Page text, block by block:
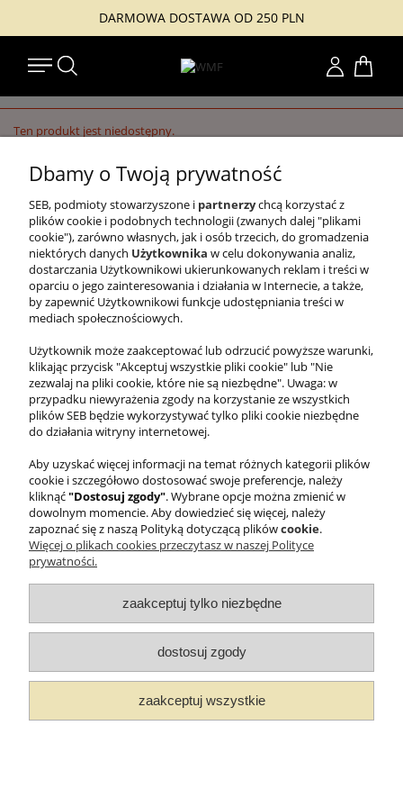
DARMOWA DOSTAWA OD 250 PLN
Konto
Ten produkt jest niedostępny.
#TUZACZYNASIĘJAKOŚĆ
WMF
PRAWNE
INFORMACJE
© 2025 WMF Groupe SEB Company - All rights reserved.
pokaż pełną wersję strony
Sklep internetowy Shoper Premium
Dbamy o Twoją prywatność
SEB, podmioty stowarzyszone i partnerzychcą korzystać z
plików cookie i podobnych technologii (zwanych dalej "plikami
cookie"), zarówno własnych, jak i osób trzecich, do gromadzenia
niektórych danych Użytkownika w celu dokonywania analiz,
dostarczania Użytkownikowi ukierunkowanych reklam i treści w
oparciu o jego zainteresowania i działania w Internecie, a także,
by zapewnić Użytkownikowi funkcje udostępniania treści w
mediach społecznościowych.
Użytkownik może zaakceptować lub odrzucić powyższe warunki,
klikając przycisk "Akceptuj wszystkie pliki cookie" lub "Nie
zezwalaj na pliki cookie, które nie są niezbędne". Uwaga: w
przypadku niewyrażenia zgody na korzystanie ze wszystkich
plików SEB będzie wykorzystywać tylko pliki cookie niezbędne
do działania witryny internetowej.
Aby uzyskać więcej informacji na temat różnych kategorii plików
cookie i szczegółowo dostosować swoje preferencje, należy
kliknąć"Dostosuj zgody". Wybrane opcje można zmienić w
dowolnym momencie. Aby dowiedzieć się więcej, należy
zapoznać się z naszą Polityką dotyczącą plikówcookie.
Więcej o plikach cookies przeczytasz w naszej Polityce
prywatności.
zaakceptuj tylko niezbędne
dostosuj zgody
zaakceptuj wszystkie